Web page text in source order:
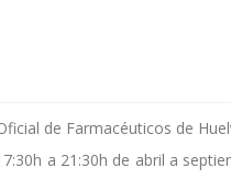
de Farmacéuticos de
a 21:30h de abril a